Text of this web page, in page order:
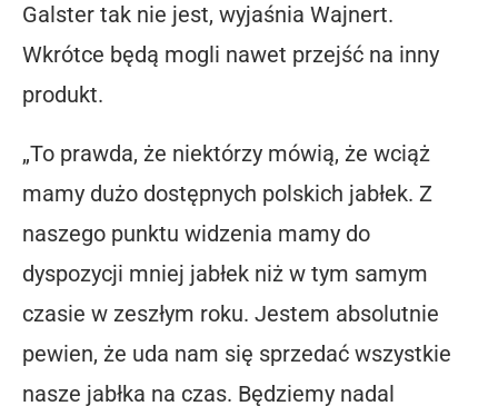
Galster tak nie jest, wyjaśnia Wajnert.
Wkrótce będą mogli nawet przejść na inny
produkt.
„To prawda, że ​​niektórzy mówią, że wciąż
mamy dużo dostępnych polskich jabłek. Z
naszego punktu widzenia mamy do
dyspozycji mniej jabłek niż w tym samym
czasie w zeszłym roku. Jestem absolutnie
pewien, że uda nam się sprzedać wszystkie
nasze jabłka na czas. Będziemy nadal